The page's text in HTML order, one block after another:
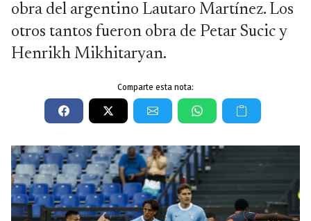
obra del argentino Lautaro Martínez. Los
otros tantos fueron obra de Petar Sucic y
Henrikh Mikhitaryan.
Comparte esta nota: